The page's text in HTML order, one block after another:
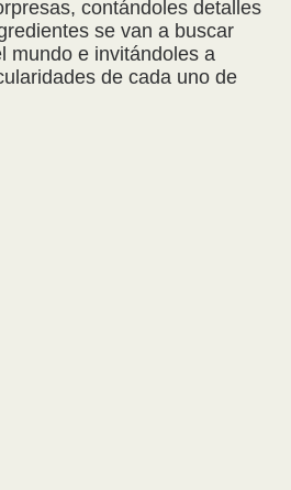
contándoles detalles
se van a buscar
mundo e invitándoles a
de cada uno de